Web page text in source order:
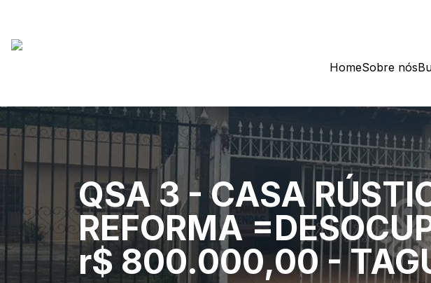
HomeSobre nós
QSA 3 - CASA
REFORMA
r$ 800.000,00 -